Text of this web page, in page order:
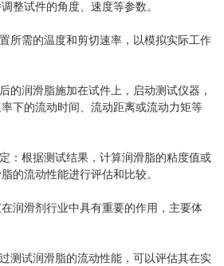
整试件的角度、速度等参数。
需的温度和剪切速率，以模拟实际工作
润滑脂施加在试件上，启动测试仪器，
下的流动时间、流动距离或流动力矩等
根据测试结果，计算润滑脂的粘度值或
的流动性能进行评估和比较。
滑剂行业中具有重要的作用，主要体
试润滑脂的流动性能，可以评估其在实